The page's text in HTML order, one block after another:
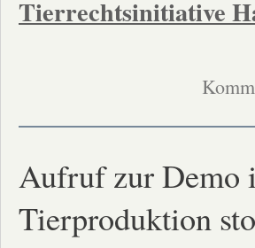
Tierrechtsinitiative
Aufruf zur Demo
Tierproduktion